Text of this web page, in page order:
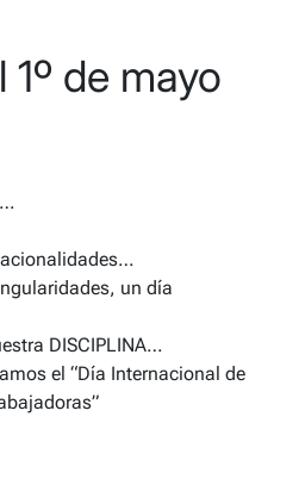
de mayo
un día
DISCIPLINA…
el “Día Internacional de